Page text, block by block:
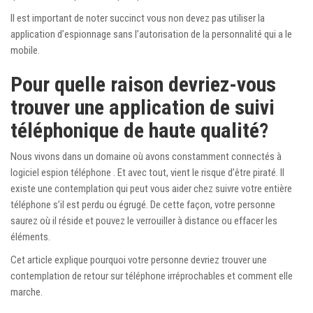
Il est important de noter succinct vous non devez pas utiliser la
application d’espionnage sans l’autorisation de la personnalité qui a le
mobile.
Pour quelle raison devriez-vous
trouver une application de suivi
téléphonique de haute qualité?
Nous vivons dans un domaine où avons constamment connectés à
logiciel espion téléphone . Et avec tout, vient le risque d’être piraté. Il
existe une contemplation qui peut vous aider chez suivre votre entière
téléphone s’il est perdu ou égrugé. De cette façon, votre personne
saurez où il réside et pouvez le verrouiller à distance ou effacer les
éléments.
Cet article explique pourquoi votre personne devriez trouver une
contemplation de retour sur téléphone irréprochables et comment elle
marche.